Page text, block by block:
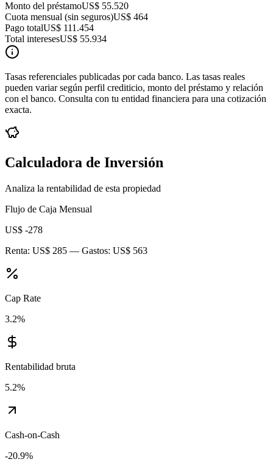
Monto del préstamoUS$ 55.520
Cuota mensual (sin seguros)US$ 464
Pago totalUS$ 111.454
Total interesesUS$ 55.934
Tasas referenciales publicadas por cada banco. Las tasas reales
pueden variar según perfil crediticio, monto del préstamo y relación
con el banco. Consulta con tu entidad financiera para una cotización
exacta.
Calculadora de Inversión
Analiza la rentabilidad de esta propiedad
Flujo de Caja Mensual
US$ -278
Renta: US$ 285 — Gastos: US$ 563
Cap Rate
3.2%
Rentabilidad bruta
5.2%
Cash-on-Cash
-20.9%